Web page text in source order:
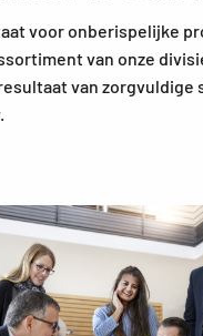
voor onberispelijke
van onze
van zorgvuldige